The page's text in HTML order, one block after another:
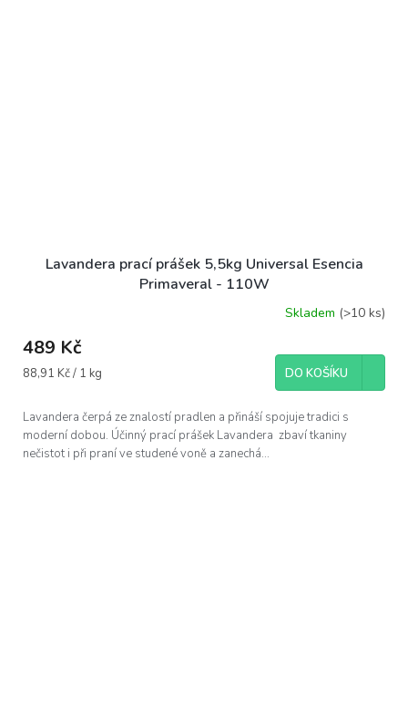
Lavandera prací prášek 5,5kg Universal Esencia
Primaveral - 110W
Skladem (>10 ks)
489 Kč
Měrná
88,91 Kč / 1 kg DO KOŠÍKU
Lavandera čerpá ze znalostí pradlen a přináší spojuje tradici s
moderní dobou. Účinný prací prášek Lavandera zbaví tkaniny
nečistot i při praní ve studené voně a zanechá...